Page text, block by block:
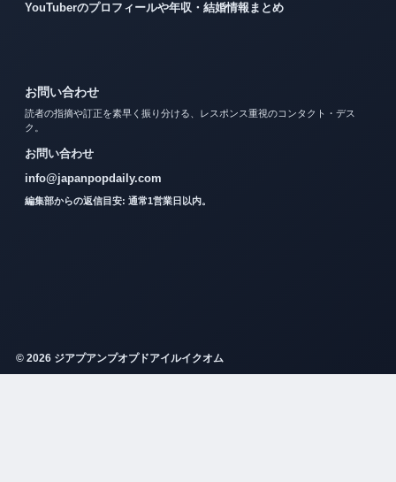
YouTuberのプロフィールや年収・結婚情報まとめ
お問い合わせ
読者の指摘や訂正を素早く振り分ける、レスポンス重視のコンタクト・デス
ク。
お問い合わせ
info@japanpopdaily.com
編集部からの返信目安: 通常1営業日以内。
© 2026 ジアプアンプオプドアイルイクオム